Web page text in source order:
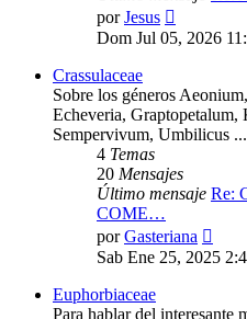
porJesus
último
mensaje
Dom Jul 05, 2026
Crassulaceae
Sobre los géneros
Echeveria, Graptopetalum,
Sempervivum, Umbilicus ...
4 Temas
20 Mensajes
Último mensaje Re:
COME…
porGasteriana
Sab Ene 25, 2025
Euphorbiaceae
Para hablar del interesante